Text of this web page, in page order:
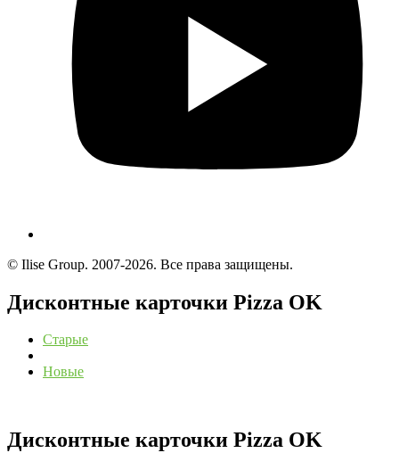
© Ilise Group. 2007-2026. Все права защищены.
Дисконтные карточки Pizza OK
Старые
Новые
Дисконтные карточки Pizza OK